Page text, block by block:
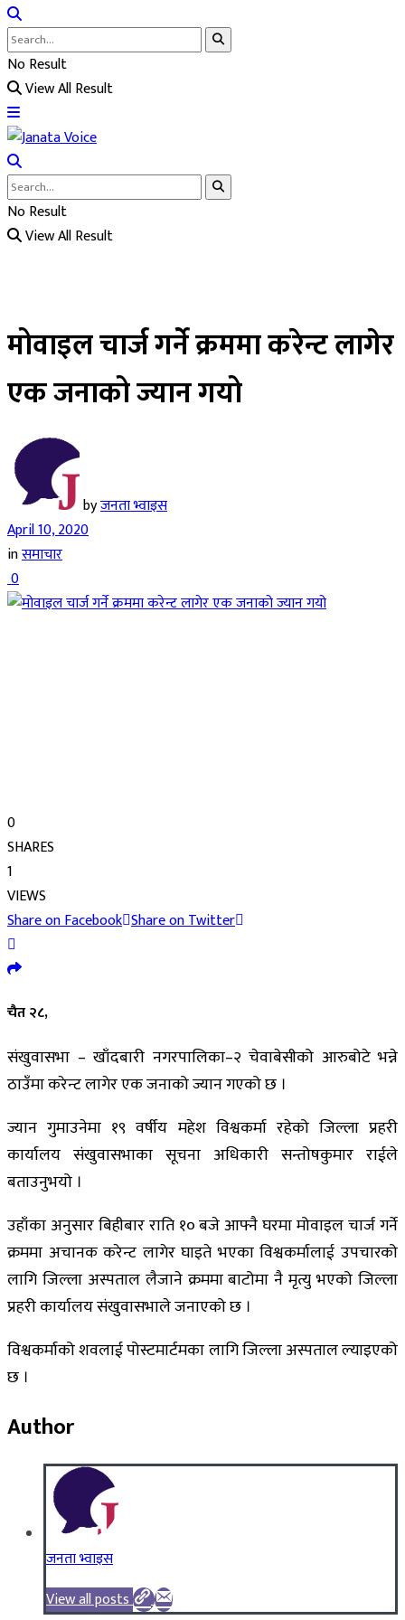
No Result
View All Result
No Result
View All Result
मोवाइल चार्ज गर्ने क्रममा करेन्ट लागेर
एक जनाको ज्यान गयो
byजनता भ्वाइस
April 10, 2020
inसमाचार
0
0
SHARES
1
VIEWS
Share on Facebook Share on Twitter
चैत २८,
संखुवासभा – खाँदबारी नगरपालिका–२ चेवाबेसीको आरुबोटे भन्ने
ठाउँमा करेन्ट लागेर एक जनाको ज्यान गएको छ ।
ज्यान गुमाउनेमा १९ वर्षीय महेश विश्वकर्मा रहेको जिल्ला प्रहरी
कार्यालय संखुवासभाका सूचना अधिकारी सन्तोषकुमार राईले
बताउनुभयो ।
उहाँका अनुसार बिहीबार राति १० बजे आफ्नै घरमा मोवाइल चार्ज गर्ने
क्रममा अचानक करेन्ट लागेर घाइते भएका विश्वकर्मालाई उपचारको
लागि जिल्ला अस्पताल लैजाने क्रममा बाटोमा नै मृत्यु भएको जिल्ला
प्रहरी कार्यालय संखुवासभाले जनाएको छ ।
विश्वकर्माको शवलाई पोस्टमार्टमका लागि जिल्ला अस्पताल ल्याइएको
छ ।
Author
जनता भ्वाइस
View all posts